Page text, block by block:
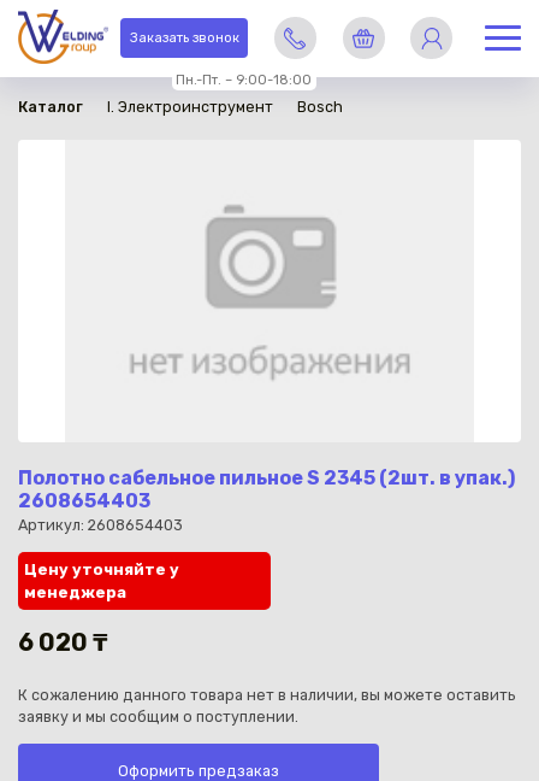
Заказать звонок
Пн.-Пт. – 9:00-18:00
Каз
Каталог I. Электроинструмент Bosch
Полотно сабельное пильное S 2345 (2шт. в упак.)
2608654403
Артикул: 2608654403
в наличии
Цену уточняйте у
менеджера
6 020 ₸
К сожалению данного товара нет в наличии, вы можете оставить
заявку и мы сообщим о поступлении.
Оформить предзаказ